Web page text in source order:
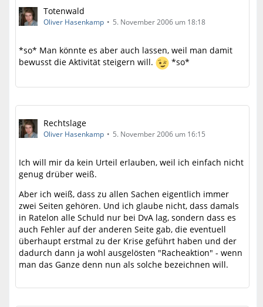
Totenwald
Oliver Hasenkamp 5. November 2006 um 18:18
*so* Man könnte es aber auch lassen, weil man damit
bewusst die Aktivität steigern will.
*so*
Rechtslage
Oliver Hasenkamp 5. November 2006 um 16:15
Ich will mir da kein Urteil erlauben, weil ich einfach nicht
genug drüber weiß.
Aber ich weiß, dass zu allen Sachen eigentlich immer
zwei Seiten gehören. Und ich glaube nicht, dass damals
in Ratelon alle Schuld nur bei DvA lag, sondern dass es
auch Fehler auf der anderen Seite gab, die eventuell
überhaupt erstmal zu der Krise geführt haben und der
dadurch dann ja wohl ausgelösten "Racheaktion" - wenn
man das Ganze denn nun als solche bezeichnen will.